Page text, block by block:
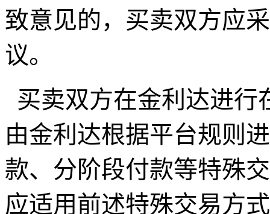
致意见的，买卖双方应
议。
买卖双方在金利达进行
由金利达根据平台规则
款、分阶段付款等特殊
应适用前述特殊交易方